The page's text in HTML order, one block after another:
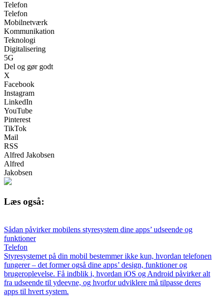
Telefon
Telefon
Mobilnetværk
Kommunikation
Teknologi
Digitalisering
5G
Del og gør godt
X
Facebook
Instagram
LinkedIn
YouTube
Pinterest
TikTok
Mail
RSS
Alfred Jakobsen
Alfred
Jakobsen
Læs også:
Sådan påvirker mobilens styresystem dine apps’ udseende og
funktioner
Telefon
Styresystemet på din mobil bestemmer ikke kun, hvordan telefonen
fungerer – det former også dine apps’ design, funktioner og
brugeroplevelse. Få indblik i, hvordan iOS og Android påvirker alt
fra udseende til ydeevne, og hvorfor udviklere må tilpasse deres
apps til hvert system.